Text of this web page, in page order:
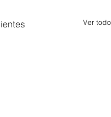
Ver todo